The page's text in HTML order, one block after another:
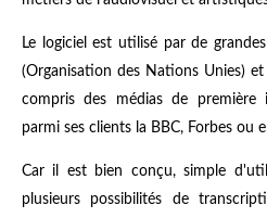
Le logiciel est utilisé par de
(Organisation des Nations Unies)
compris des médias de première
parmi ses clients la BBC, Forbes ou
Car il est bien conçu, simple
plusieurs possibilités de